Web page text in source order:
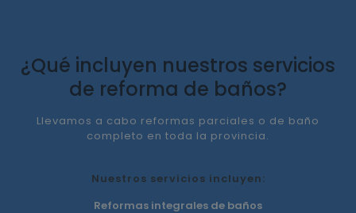
¿Qué incluyen nuestros servicios
de reforma de baños?
Llevamos a cabo reformas parciales o de baño
completo en toda la provincia.
Nuestros servicios incluyen:
Reformas integrales de baños